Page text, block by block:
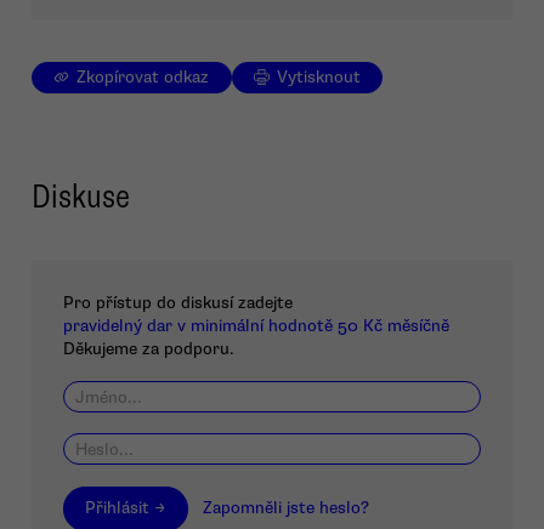
Zkopírovat odkaz Vytisknout
Diskuse
Pro přístup do diskusí zadejte
pravidelný dar v minimální hodnotě 50 Kč měsíčně
Děkujeme za podporu.
Přihlásit → Zapomněli jste heslo?